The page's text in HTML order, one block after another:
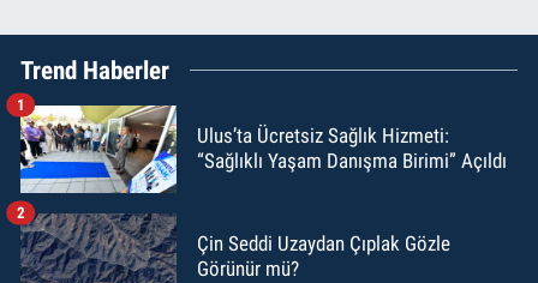
Trend Haberler
Ulus’ta Ücretsiz Sağlık Hizmeti:
“Sağlıklı Yaşam Danışma Birimi” Açıldı
1
Çin Seddi Uzaydan Çıplak Gözle
Görünür mü?
2